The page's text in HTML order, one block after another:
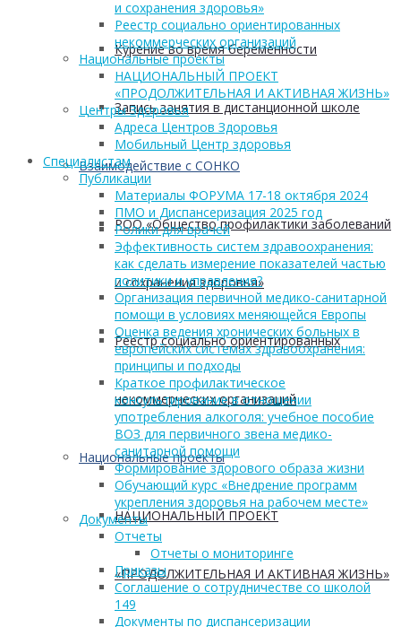
Курение во время беременности
Запись занятия в дистанционной школе
Взаимодействие с СОНКО
РОО «Общество профилактики заболеваний
и сохранения здоровья»
Реестр социально ориентированных
некоммерческих организаций
Национальные проекты
НАЦИОНАЛЬНЫЙ ПРОЕКТ
«ПРОДОЛЖИТЕЛЬНАЯ И АКТИВНАЯ ЖИЗНЬ»
и сохранения здоровья»
Реестр социально ориентированных
некоммерческих организаций
Национальные проекты
НАЦИОНАЛЬНЫЙ ПРОЕКТ
«ПРОДОЛЖИТЕЛЬНАЯ И АКТИВНАЯ ЖИЗНЬ»
Центры Здоровья
Адреса Центров Здоровья
Мобильный Центр здоровья
Cпециалистам
Публикации
Материалы ФОРУМА 17-18 октября 2024
ПМО и Диспансеризация 2025 год
Ролики для врачей
Эффективность систем здравоохранения:
как сделать измерение показателей частью
политики и управления?
Организация первичной медико-санитарной
помощи в условиях меняющейся Европы
Оценка ведения хронических больных в
европейских системах здравоохранения:
принципы и подходы
Краткое профилактическое
консультирование в отношении
употребления алкоголя: учебное пособие
ВОЗ для первичного звена медико-
санитарной помощи
Формирование здорового образа жизни
Обучающий курс «Внедрение программ
укрепления здоровья на рабочем месте»
Документы
Отчеты
Отчеты о мониторинге
Приказы
Соглашение о сотрудничестве со школой
149
Документы по диспансеризации